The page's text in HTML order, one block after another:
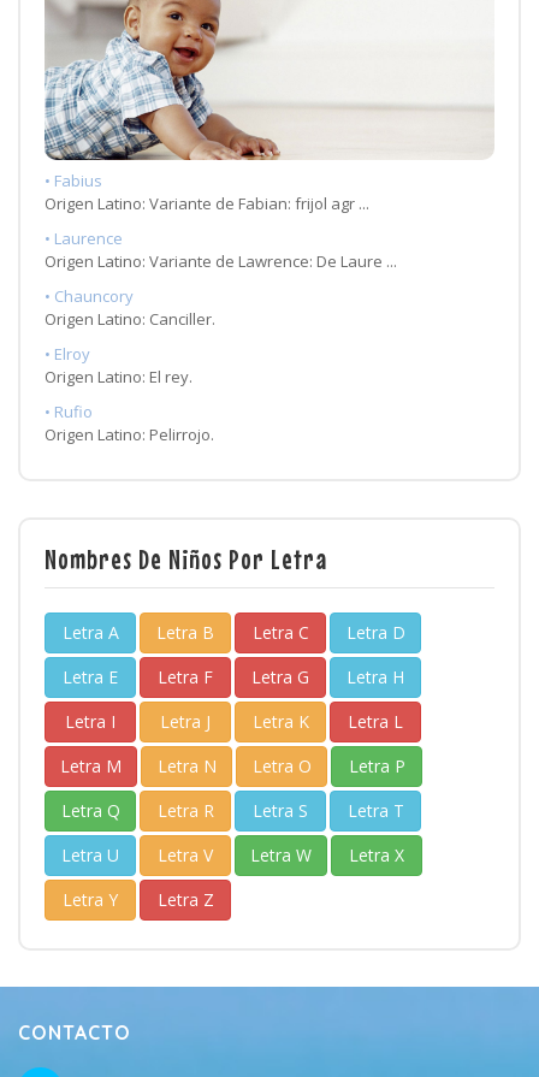
• Fabius
Origen Latino: Variante de Fabian: frijol agr ...
• Laurence
Origen Latino: Variante de Lawrence: De Laure ...
• Chauncory
Origen Latino: Canciller.
• Elroy
Origen Latino: El rey.
• Rufio
Origen Latino: Pelirrojo.
Nombres De Niños Por Letra
Letra A Letra B Letra C
Letra D
Letra E
Letra F Letra G
Letra H
Letra I
Letra J Letra K
Letra L
Letra M
Letra N Letra O
Letra P
Letra Q
Letra R Letra S
Letra T
Letra U
Letra V Letra W
Letra X
Letra Y
Letra Z
CONTACTO